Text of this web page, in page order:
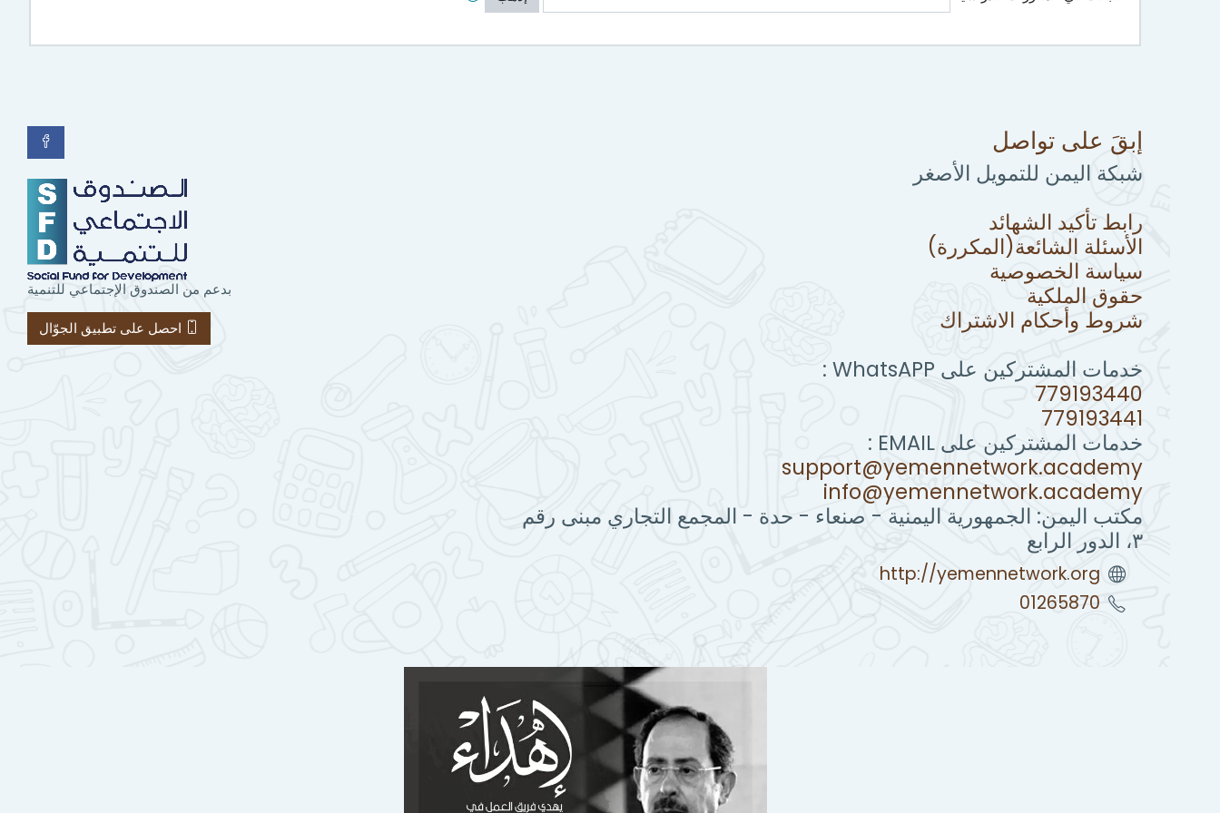
إبقَ على تواصل
شبكة اليمن للتمويل الأصغر
رابط تأكيد الشهائد
الأسئلة الشائعة(المكررة)
سياسة الخصوصية
حقوق الملكية
شروط وأحكام الاشتراك
خدمات المشتركين على WhatsAPP :
779193440
779193441
خدمات المشتركين على EMAIL :
support@yemennetwork.academy
info@yemennetwork.academy
مكتب اليمن: الجمهورية اليمنية - صنعاء - حدة - المجمع التجاري مبنى رقم
٣، الدور الرابع
http://yemennetwork.org
01265870
بدعم من الصندوق الإجتماعي للتنمية
احصل على تطبيق الجوّال